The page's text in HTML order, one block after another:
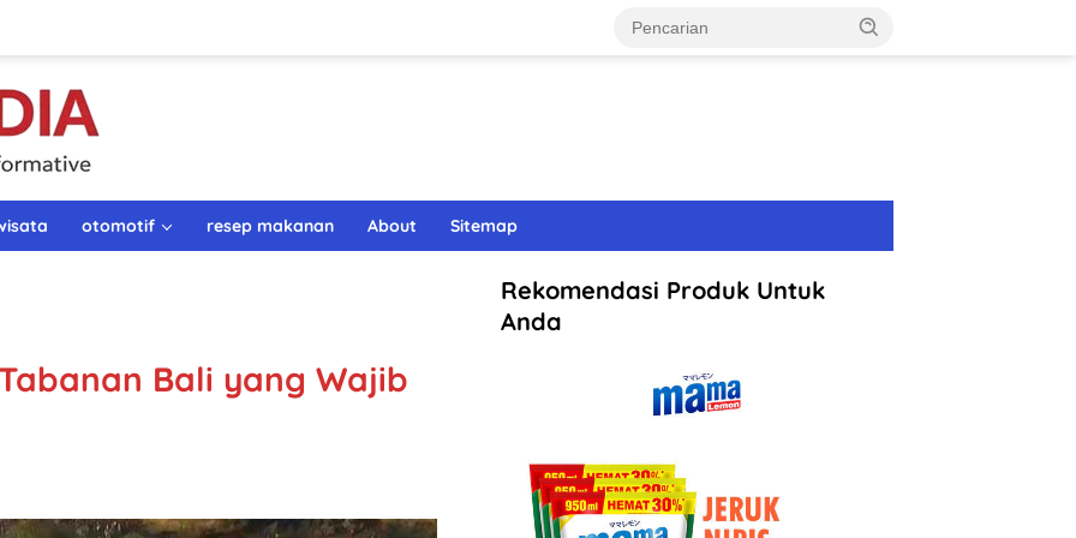
otomotif resep makanan About Sitemap
Bali yang Wajib
Rekomendasi Produk Untuk
Anda